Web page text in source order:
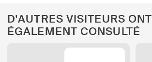
D'AUTRES VISITEURS ONT
ÉGALEMENT CONSULTÉ